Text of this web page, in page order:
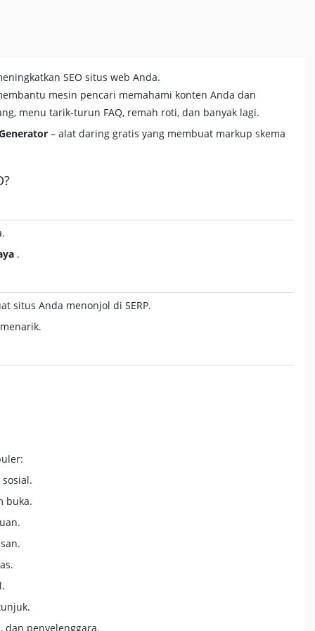
SEO situs web Anda.
mesin pencari memahami konten Anda dan
menu tarik-turun FAQ, remah roti, dan banyak lagi.
– alat daring gratis yang membuat markup skema
.
situs Anda menonjol di SERP.
buka.
dan penyelenggara.